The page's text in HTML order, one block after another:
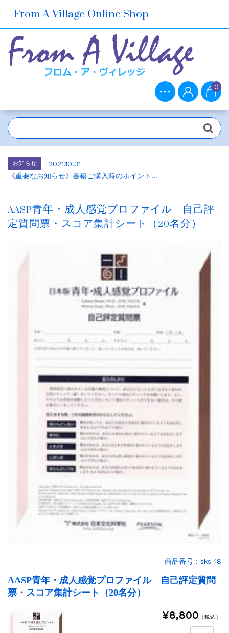
From A Village Online Shop
0
ホームページをリニューアルしました。...
お知らせ
2026.7.1
お知らせ
2021.10.31
《重要なお知らせ》書籍ご購入時のポイント...
お知らせ
2021.10.30
ホームページをリニューアルしました。...
《重要なお知らせ》書籍ご購入時のポイント...
2021.10.30
メルマガ会員さま募集中！...
ホームページをリニューアルしました。...
AASP青年・成人感覚プロファイル 自己評
定質問票・スコア集計シート（20名分）
商品番号：sks-18
AASP青年・成人感覚プロファイル 自己評定質問
票・スコア集計シート（20名分）
¥8,800 （税込）